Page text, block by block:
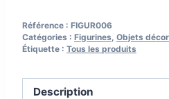
10cm
Référence : FIGUR006
Catégories : Figurines Objets
Étiquette : Tous les produits
Description